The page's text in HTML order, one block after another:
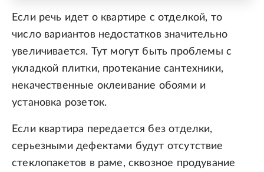
Если речь идет о квартире с отделкой, то
число вариантов недостатков значительно
увеличивается. Тут могут быть проблемы с
укладкой плитки, протекание сантехники,
некачественные оклеивание обоями и
установка розеток.
Если квартира передается без отделки,
серьезными дефектами будут отсутствие
стеклопакетов в раме, сквозное продувание